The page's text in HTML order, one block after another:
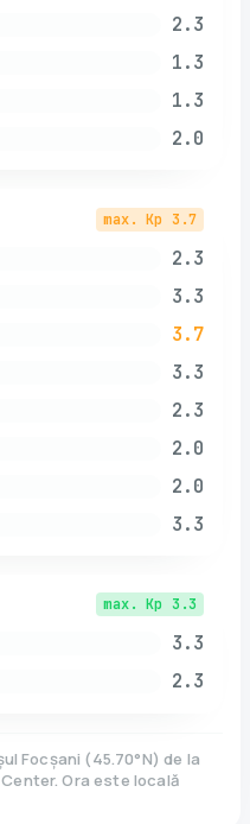
2.3
1.3
1.3
2.0
max. Kp 3.7
2.3
3.3
3.7
3.3
2.3
2.0
2.0
3.3
max. Kp 3.3
3.3
2.3
Focșani (45.70°N)de la
Ora este locală